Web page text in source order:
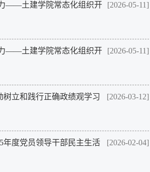
[2026-05-11]
——土建学院常态化组织开
[2026-05-11]
——土建学院常态化组织开
[2026-03-12]
树立和践行正确政绩观学习
[2026-02-04]
年度党员领导干部民主生活